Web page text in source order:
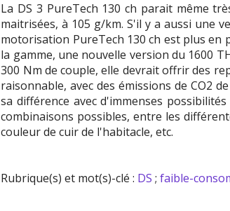
La DS 3 PureTech 130 ch parait même
maitrisées, à 105 g/km. S'il y a aussi une
motorisation PureTech 130 ch est plus en
la gamme, une nouvelle version du 1600
300 Nm de couple, elle devrait offrir des
raisonnable, avec des émissions de CO2
sa différence avec d'immenses
combinaisons possibles, entre les
couleur de cuir de l'habitacle, etc.
Rubrique(s) et mot(s)-clé : DS ;faible-